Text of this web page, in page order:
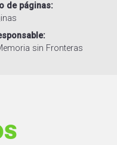
de páginas
sin Fronteras